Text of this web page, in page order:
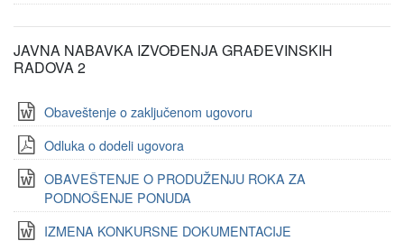
JAVNA NABAVKA IZVOĐENJA GRAĐEVINSKIH
RADOVA 2
Obaveštenje o zaključenom ugovoru
Odluka o dodeli ugovora
OBAVEŠTENJE O PRODUŽENJU ROKA ZA
PODNOŠENJE PONUDA
IZMENA KONKURSNE DOKUMENTACIJE